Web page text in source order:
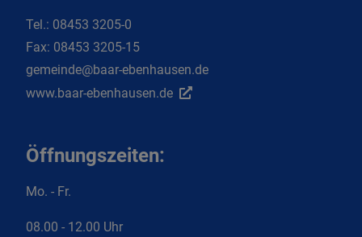
Tel.: 08453 3205-0
Fax: 08453 3205-15
gemeinde@baar-ebenhausen.de
www.baar-ebenhausen.de
Öffnungszeiten:
Mo. - Fr.
08.00 - 12.00 Uhr